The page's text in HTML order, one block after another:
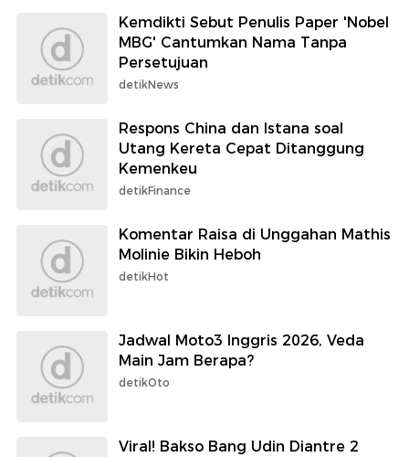
Kemdikti Sebut Penulis Paper 'Nobel
MBG' Cantumkan Nama Tanpa
Persetujuan
detikNews
Respons China dan Istana soal
Utang Kereta Cepat Ditanggung
Kemenkeu
detikFinance
Komentar Raisa di Unggahan Mathis
Molinie Bikin Heboh
detikHot
Jadwal Moto3 Inggris 2026, Veda
Main Jam Berapa?
detikOto
Viral! Bakso Bang Udin Diantre 2